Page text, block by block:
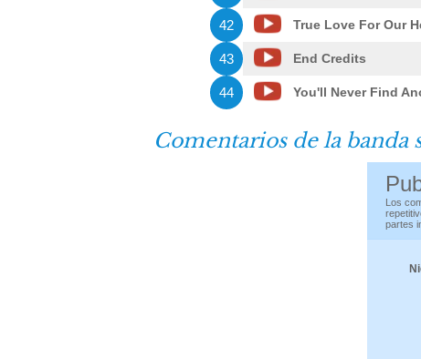
42 True Love For Our
43 End Credits
44 You'll Never Find
Comentarios de la banda
Los
partes